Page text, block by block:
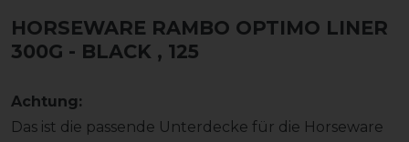
HORSEWARE RAMBO OPTIMO LINER
300G - BLACK , 125
Achtung:
Das ist die passende Unterdecke für die Horseware